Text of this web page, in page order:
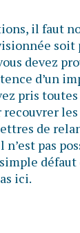
il faut
soit
devez
d’un
pris
recouvrer
de
pas
défaut
ici.